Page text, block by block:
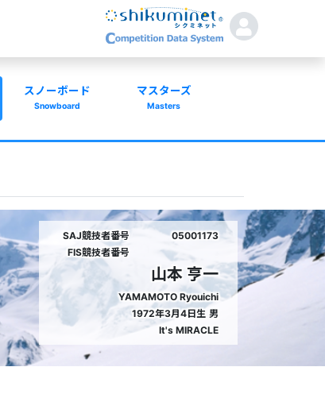
スノーボード
Snowboard
マスターズ
Masters
SAJ競技者番号
05001173
FIS競技者番号
山本 亨一
YAMAMOTO Ryouichi
1972年3月4日生 男
It's MIRACLE